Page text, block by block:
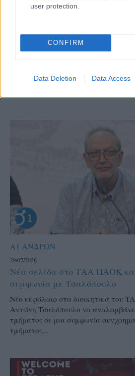
user protection.
CONFIRM
Data Deletion Data Access
31/07/2026
3 μεταγραφές – οι νέοι ξένοι
στο Ρέθυμνο
το τελευταίο τριήμερο, όντας σε
Α1 ΑΝΔΡΩΝ
29/07/2026
Νέα σελίδα στο ΤΑΑ ΠΑΟΚ και
συμφωνία με Τσαλόπουλο
Νέο κεφάλαιο στα διοικητικά του
Αντώνη Τσαλόπουλο να
τμήματος σε μια συμφωνία
τμήματος...